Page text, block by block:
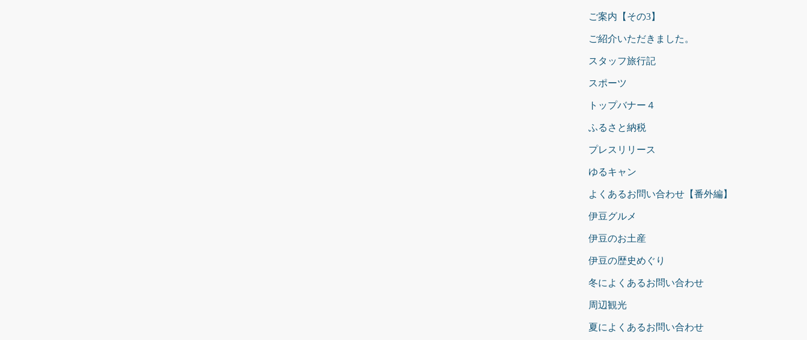
ご案内【その3】
ご紹介いただきました。
スタッフ旅行記
スポーツ
トップバナー４
ふるさと納税
プレスリリース
ゆるキャン
よくあるお問い合わせ【番外編】
伊豆グルメ
伊豆のお土産
伊豆の歴史めぐり
冬によくあるお問い合わせ
周辺観光
夏によくあるお問い合わせ